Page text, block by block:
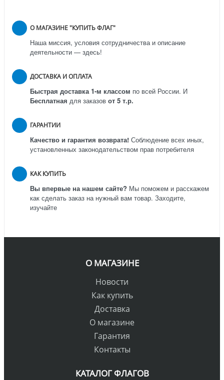
О МАГАЗИНЕ "КУПИТЬ ФЛАГ"
Наша миссия, условия сотрудничества и описание
деятельности — здесь!
ДОСТАВКА И ОПЛАТА
Быстрая доставка 1-м классом по всей России. И
Бесплатная для заказов от 5 т.р.
ГАРАНТИИ
Качество и гарантия возврата! Соблюдение всех иных,
установленных законодательством прав потребителя
КАК КУПИТЬ
Вы впервые на нашем сайте? Мы поможем и расскажем
как сделать заказ на нужный вам товар. Заходите,
изучайте
О МАГАЗИНЕ
Новости
Как купить
Доставка
О магазине
Гарантия
Контакты
КАТАЛОГ ФЛАГОВ